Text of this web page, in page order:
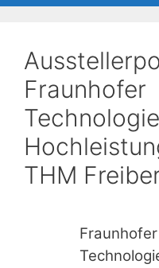
Fraunhofer
THM
Fraunhofer